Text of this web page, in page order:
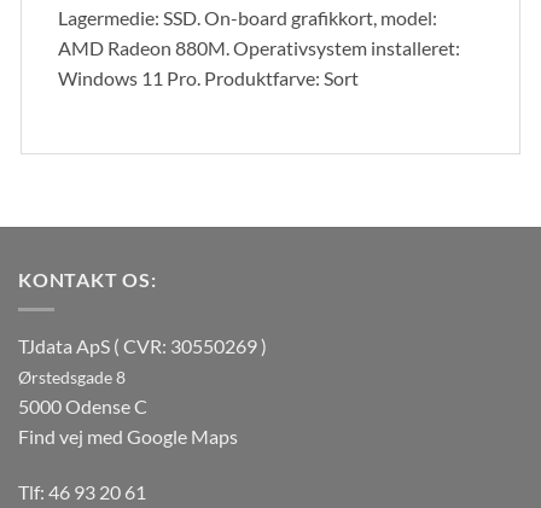
Lagermedie: SSD. On-board grafikkort, model:
AMD Radeon 880M. Operativsystem installeret:
Windows 11 Pro. Produktfarve: Sort
KONTAKT OS:
TJdata ApS ( CVR: 30550269 )
Ørstedsgade 8
5000 Odense C
Find vej med Google Maps
Tlf: 46 93 20 61